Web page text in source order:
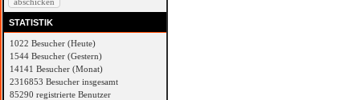
STATISTIK
1022 Besucher (Heute)
1544 Besucher (Gestern)
14141 Besucher (Monat)
2316853 Besucher insgesamt
85290 registrierte Benutzer